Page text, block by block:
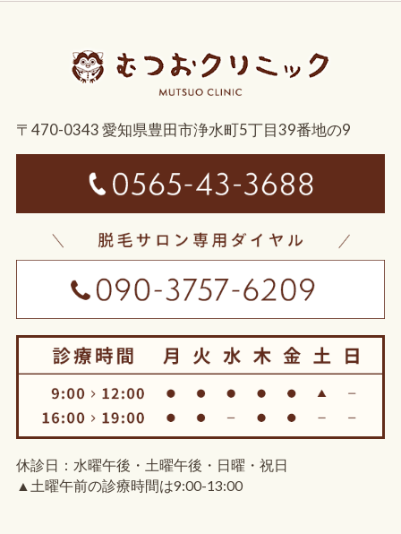
〒470-0343 愛知県豊田市浄水町5丁目39番地の9
休診日：水曜午後・土曜午後・日曜・祝日
▲土曜午前の診療時間は9:00-13:00